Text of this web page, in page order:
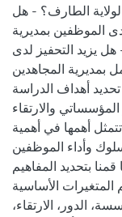
لولاية الطارف؟ - هل
الموظفين بمديرية
يزيد التحفيز لدى
بمديرية المجاهدين
أهداف الدراسة
والارتقاء
أهمها في أهمية
وأداء الموظفين
قمنا بتحديد المفاهيم
المتغيرات الأساسية
الدور، الارتقاء،